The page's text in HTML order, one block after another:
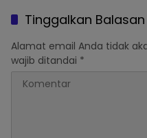
Tinggalkan Balasan
Alamat email Anda tidak
wajib ditandai *